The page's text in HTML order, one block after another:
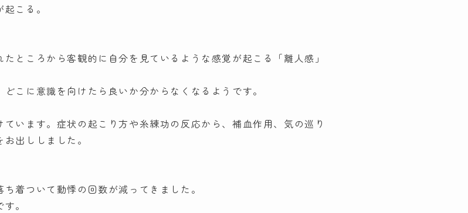
こる。
ところから客観的に自分を見ているような感覚が起こる「離人感」
こに意識を向けたら良いか分からなくなるようです。
います。症状の起こり方や糸練功の反応から、補血作用、気の巡り
出ししました。
着ついて動悸の回数が減ってきました。
。